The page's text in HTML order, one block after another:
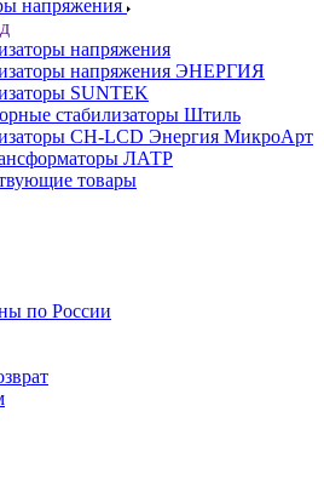
напряжения
напряжения
напряжения ЭНЕРГИЯ
SUNTEK
стабилизаторы Штиль
СН-LCD Энepгия МикроАрт
ЛАТР
товары
по России